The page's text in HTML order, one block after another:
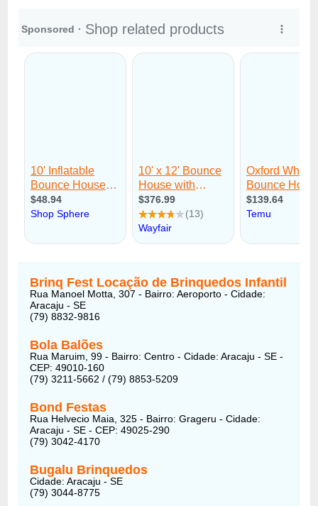
Brinq Fest Locação de Brinquedos Infantil
Rua Manoel Motta, 307 - Bairro: Aeroporto - Cidade:
Aracaju - SE
(79) 8832-9816
Bola Balões
Rua Maruim, 99 - Bairro: Centro - Cidade: Aracaju - SE -
CEP: 49010-160
(79) 3211-5662 / (79) 8853-5209
Bond Festas
Rua Helvecio Maia, 325 - Bairro: Grageru - Cidade:
Aracaju - SE - CEP: 49025-290
(79) 3042-4170
Bugalu Brinquedos
Cidade: Aracaju - SE
(79) 3044-8775